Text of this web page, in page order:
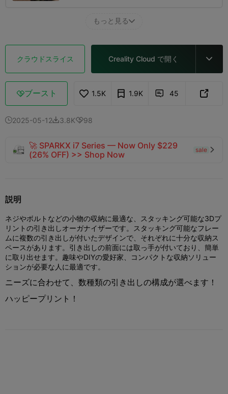
もっと見る
クラウドスライス Creality Cloud で開く 
ブースト 1.5K 1.9K  45 
2025-05-123.8K98
🚀 SPARKX i7 Series — Now Only $229
(26% OFF) >> Shop Now
sale 
説明
ネジやボルトなどの小物の収納に最適な、スタッキング可能な3Dプ
リントの引き出しオーガナイザーです。スタッキング可能なフレー
ムに複数の引き出しが付いたデザインで、それぞれに十分な収納ス
ペースがあります。引き出しの前面には取っ手が付いており、簡単
に取り出せます。趣味やDIYの愛好家、コンパクトな収納ソリュー
ションが必要な人に最適です。
ニーズに合わせて、数種類の引き出しの構成が選べます！
ハッピープリント！